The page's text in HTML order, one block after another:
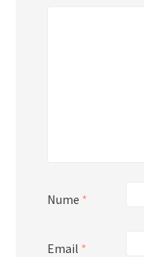
Nume *
Email *